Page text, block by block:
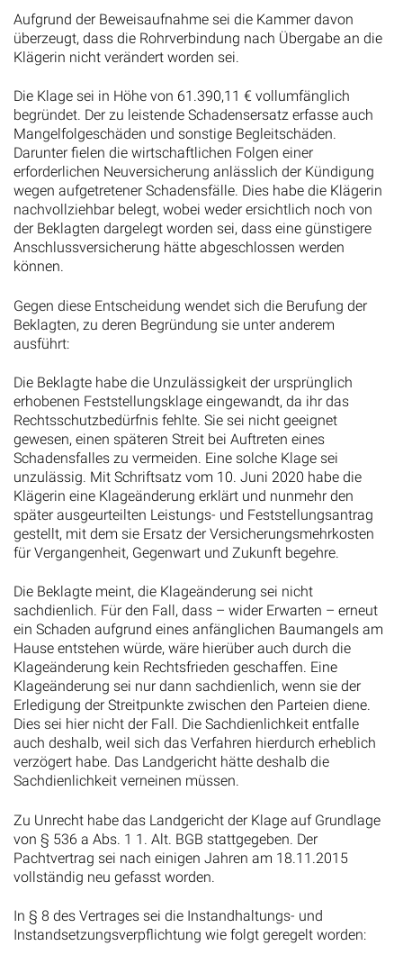
Aufgrund der Beweisaufnahme sei die Kammer davon
überzeugt, dass die Rohrverbindung nach Übergabe an die
Klägerin nicht verändert worden sei.
Die Klage sei in Höhe von 61.390,11 € vollumfänglich
begründet. Der zu leistende Schadensersatz erfasse auch
Mangelfolgeschäden und sonstige Begleitschäden.
Darunter fielen die wirtschaftlichen Folgen einer
erforderlichen Neuversicherung anlässlich der Kündigung
wegen aufgetretener Schadensfälle. Dies habe die Klägerin
nachvollziehbar belegt, wobei weder ersichtlich noch von
der Beklagten dargelegt worden sei, dass eine günstigere
Anschlussversicherung hätte abgeschlossen werden
können.
Gegen diese Entscheidung wendet sich die Berufung der
Beklagten, zu deren Begründung sie unter anderem
ausführt:
Die Beklagte habe die Unzulässigkeit der ursprünglich
erhobenen Feststellungsklage eingewandt, da ihr das
Rechtsschutzbedürfnis fehlte. Sie sei nicht geeignet
gewesen, einen späteren Streit bei Auftreten eines
Schadensfalles zu vermeiden. Eine solche Klage sei
unzulässig. Mit Schriftsatz vom 10. Juni 2020 habe die
Klägerin eine Klageänderung erklärt und nunmehr den
später ausgeurteilten Leistungs- und Feststellungsantrag
gestellt, mit dem sie Ersatz der Versicherungsmehrkosten
für Vergangenheit, Gegenwart und Zukunft begehre.
Die Beklagte meint, die Klageänderung sei nicht
sachdienlich. Für den Fall, dass – wider Erwarten – erneut
ein Schaden aufgrund eines anfänglichen Baumangels am
Hause entstehen würde, wäre hierüber auch durch die
Klageänderung kein Rechtsfrieden geschaffen. Eine
Klageänderung sei nur dann sachdienlich, wenn sie der
Erledigung der Streitpunkte zwischen den Parteien diene.
Dies sei hier nicht der Fall. Die Sachdienlichkeit entfalle
auch deshalb, weil sich das Verfahren hierdurch erheblich
verzögert habe. Das Landgericht hätte deshalb die
Sachdienlichkeit verneinen müssen.
Zu Unrecht habe das Landgericht der Klage auf Grundlage
von § 536 a Abs. 1 1. Alt. BGB stattgegeben. Der
Pachtvertrag sei nach einigen Jahren am 18.11.2015
vollständig neu gefasst worden.
In § 8 des Vertrages sei die Instandhaltungs- und
Instandsetzungsverpflichtung wie folgt geregelt worden: